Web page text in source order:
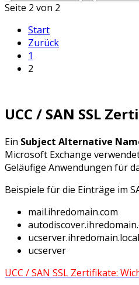
Seite 2 von 2
Start
Zurück
1
2
UCC / SAN SSL
Ein Subject Alternative
Microsoft Exchange
Geläufige Anwendungen für
Beispiele für die Einträge im
mail.ihredomain.com
ucserver
UCC / SAN SSL Zertifikate: